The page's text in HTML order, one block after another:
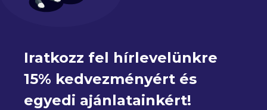
Iratkozz fel hírlevelünkre
15% kedvezményért és
egyedi ajánlatainkért!